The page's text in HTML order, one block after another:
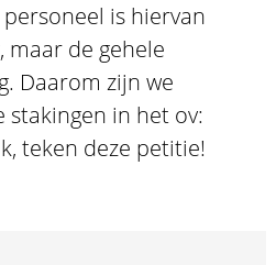
is hiervan
maar de gehele
Daarom zijn we
in het ov:
teken deze petitie!